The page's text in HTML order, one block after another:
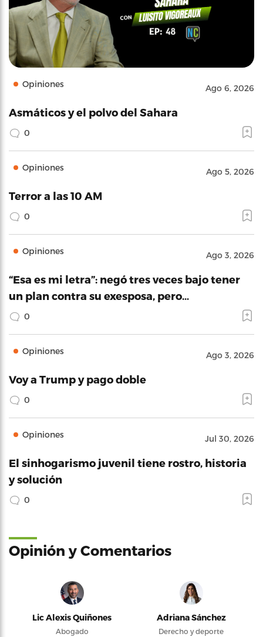
Opiniones Ago 6, 2026
Asmáticos y el polvo del Sahara
0
Opiniones Ago 5, 2026
Terror a las 10 AM
0
Opiniones Ago 3, 2026
“Esa es mi letra”: negó tres veces bajo tener
un plan contra su exesposa, pero…
0
Opiniones Ago 3, 2026
Voy a Trump y pago doble
0
Opiniones Jul 30, 2026
El sinhogarismo juvenil tiene rostro, historia
y solución
0
Opinión y Comentarios
Lic Alexis Quiñones
Abogado
Adriana Sánchez
Derecho y deporte